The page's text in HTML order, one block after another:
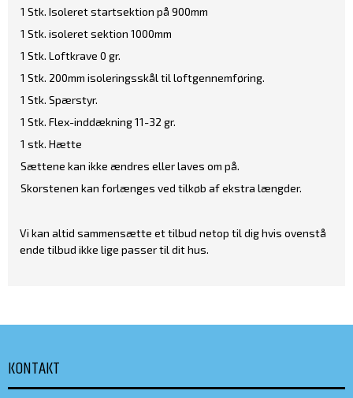
1 Stk. Isoleret startsektion på 900mm
1 Stk. isoleret sektion 1000mm
1 Stk. Loftkrave 0 gr.
1 Stk. 200mm isoleringsskål til loftgennemføring.
1 Stk. Spærstyr.
1 Stk. Flex-inddækning 11-32 gr.
1 stk. Hætte
Sættene kan ikke ændres eller laves om på.
Skorstenen kan forlænges ved tilkøb af ekstra længder.
Vi kan altid sammensætte et tilbud netop til dig hvis ovenstå
ende tilbud ikke lige passer til dit hus.
KONTAKT